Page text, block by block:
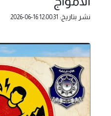
نشر بتاريخ: 2026-06-16 12:00:31